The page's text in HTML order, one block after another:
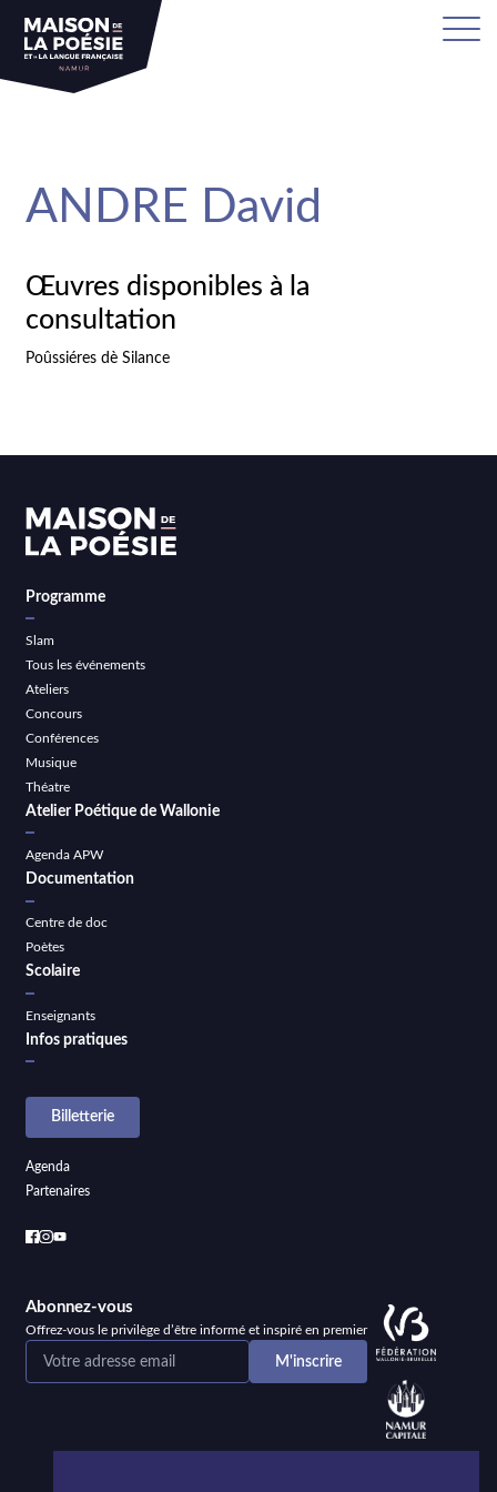
ANDRE David
Œuvres disponibles à la
consultation
Poûssiéres dè Silance
Programme
Slam
Tous les événements
Ateliers
Concours
Conférences
Musique
Théatre
Atelier Poétique de Wallonie
Agenda APW
Documentation
Centre de doc
Poètes
Scolaire
Enseignants
Infos pratiques
Billetterie
Agenda
Partenaires
Abonnez-vous
Offrez-vous le privilège d’être informé et inspiré en premier